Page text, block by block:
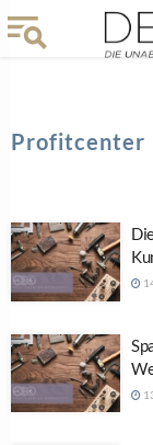
Profitcenter